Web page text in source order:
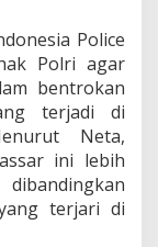
Police
Polri agar
bentrokan
terjadi di
Neta,
ini lebih
terjari di